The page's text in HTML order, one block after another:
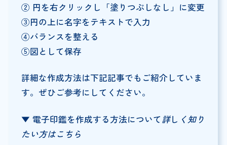
② 円を右クリックし「塗りつぶしなし」に変更
③円の上に名字をテキストで入力
④バランスを整える
⑤図として保存
詳細な作成方法は下記記事でもご紹介していま
す。ぜひご参考にしてください。
▼ 電子印鑑を作成する方法について詳し く知り
たい方はこちら